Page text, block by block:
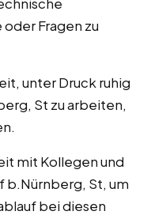
Fragen zu
unter Druck ruhig
St zu arbeiten,
mit Kollegen und
b.Nürnberg, St, um
bei diesen